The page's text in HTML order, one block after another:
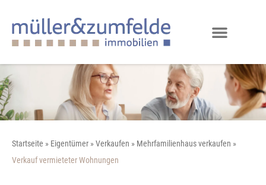
Startseite » Eigentümer »Verkaufen » Mehrfamilienhaus verkaufen »
Verkauf vermieteter Wohnungen